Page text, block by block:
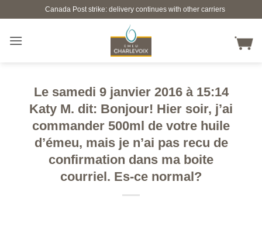
to
content
Canada Post strike: delivery continues with other carriers
Le samedi 9 janvier 2016 à 15:14
Katy M. dit: Bonjour! Hier soir, j’ai
commander 500ml de votre huile
d’émeu, mais je n’ai pas recu de
confirmation dans ma boite
courriel. Es-ce normal?